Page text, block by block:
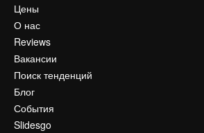
Цены
О нас
Reviews
Вакансии
Поиск тенденций
Блог
События
Slidesgo